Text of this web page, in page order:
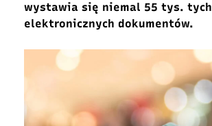
wystawia się niemal 55 tys. tych
elektronicznych dokumentów.